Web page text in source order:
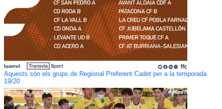
Aquests són els grups de Regional Preferent Cadet per a la temporada
19/20